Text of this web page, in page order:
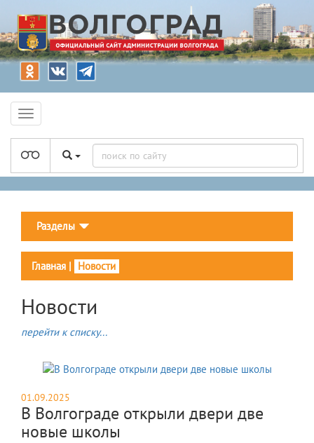
Разделы
Главная | Новости
Новости
перейти к списку...
01.09.2025
В Волгограде открыли двери две
новые школы